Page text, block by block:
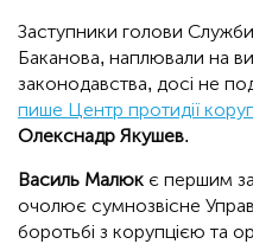
Заступники голови
Баканова, наплювали на
законодавства, досі не
пише Центр протидії
Олекснадр Якушев.
Василь Малюк є першим
очолює сумнозвісне
боротьбі з корупцією та